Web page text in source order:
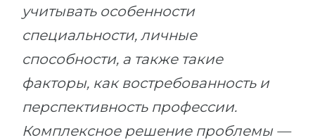
учитывать особенности
специальности, личные
способности, а также такие
факторы, как востребованность и
перспективность профессии.
Комплексное решение проблемы —